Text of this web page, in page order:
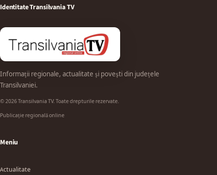
Identitate Transilvania TV
Informații regionale, actualitate și povești din județele
Transilvaniei.
© 2026 Transilvania TV. Toate drepturile rezervate.
Publicație regională online
Meniu
Actualitate